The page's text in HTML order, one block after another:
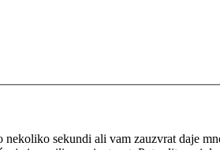
sekundi ali vam zauzvrat daje